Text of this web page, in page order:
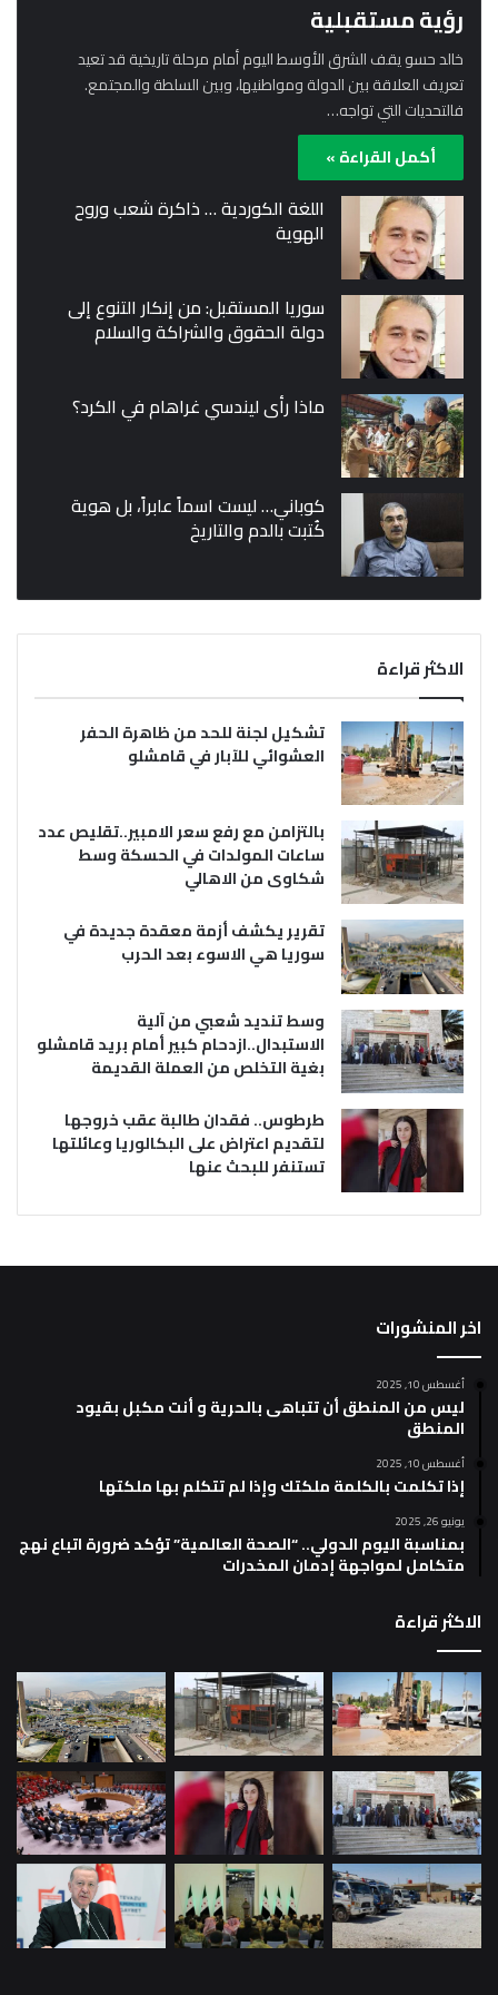
رؤية مستقبلية
خالد حسو يقف الشرق الأوسط اليوم أمام مرحلة تاريخية قد تعيد
تعريف العلاقة بين الدولة ومواطنيها، وبين السلطة والمجتمع.
فالتحديات التي تواجه…
أكمل القراءة »
اللغة الكوردية … ذاكرة شعب وروح
الهوية
سوريا المستقبل: من إنكار التنوع إلى
دولة الحقوق والشراكة والسلام
ماذا رأى ليندسي غراهام في الكرد؟
كوباني… ليست اسماً عابراً، بل هوية
كُتبت بالدم والتاريخ
الاكثر قراءة
تشكيل لجنة للحد من ظاهرة الحفر
العشوائي للآبار في قامشلو
بالتزامن مع رفع سعر الامبير..تقليص عدد
ساعات المولدات في الحسكة وسط
شكاوى من الاهالي
تقرير يكشف أزمة معقدة جديدة في
سوريا هي الاسوء بعد الحرب
وسط تنديد شعبي من آلية
الاستبدال..ازدحام كبير أمام بريد قامشلو
بغية التخلص من العملة القديمة
طرطوس.. فقدان طالبة عقب خروجها
لتقديم اعتراض على البكالوريا وعائلتها
تستنفر للبحث عنها
اخر المنشورات
أغسطس 10, 2025
ليس من المنطق أن تتباهى بالحرية و أنت مكبل بقيود
المنطق
أغسطس 10, 2025
إذا تكلمت بالكلمة ملكتك وإذا لم تتكلم بها ملكتها
يونيو 26, 2025
بمناسبة اليوم الدولي.. “الصحة العالمية” تؤكد ضرورة اتباع نهج
متكامل لمواجهة إدمان المخدرات
الاكثر قراءة